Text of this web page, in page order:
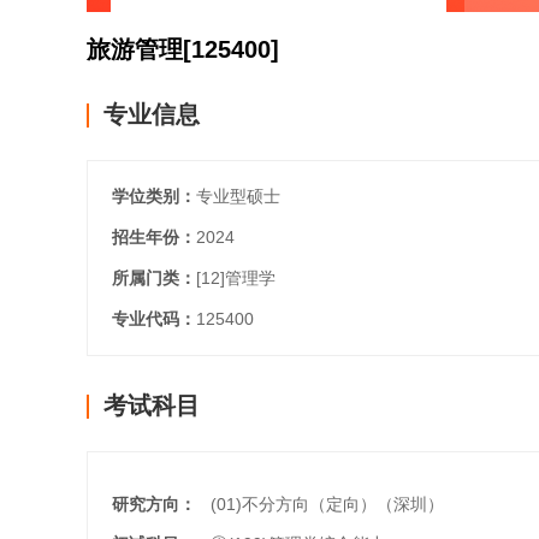
旅游管理[125400]
专业信息
学位类别： 专业型硕士
招生年份： 2024
所属门类： [12]管理学
专业代码： 125400
考试科目
研究方向： (01)不分方向（定向）（深圳）